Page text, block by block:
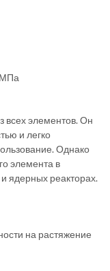
МПа
всех элементов. Он
и легко
Однако
элемента в
ядерных реакторах.
на растяжение